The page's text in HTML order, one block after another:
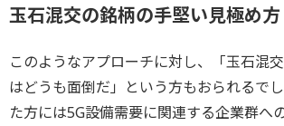
玉石混交の銘柄の手堅い見極め方
このようなアプローチに対し、「玉石混
はどうも面倒だ」という方もおられるで
た方には5G設備需要に関連する企業群へ